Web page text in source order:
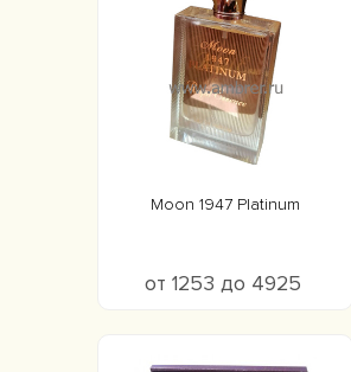
Moon 1947 Platinum
от 1253 до 4925